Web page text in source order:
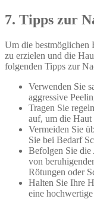
7. Tipps zur
Um die bestmöglichen
zu erzielen und die
folgenden Tipps zur
Verwenden Sie
aggressive
Tragen Sie
auf, um die Haut
Vermeiden Sie
Sie bei Bedarf
Befolgen Sie die
von
Rötungen oder
Halten Sie Ihre
eine